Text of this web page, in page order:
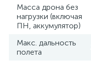
Масса дрона без
нагрузки (включая
ПН, аккумулятор)
Макс. дальность
полета